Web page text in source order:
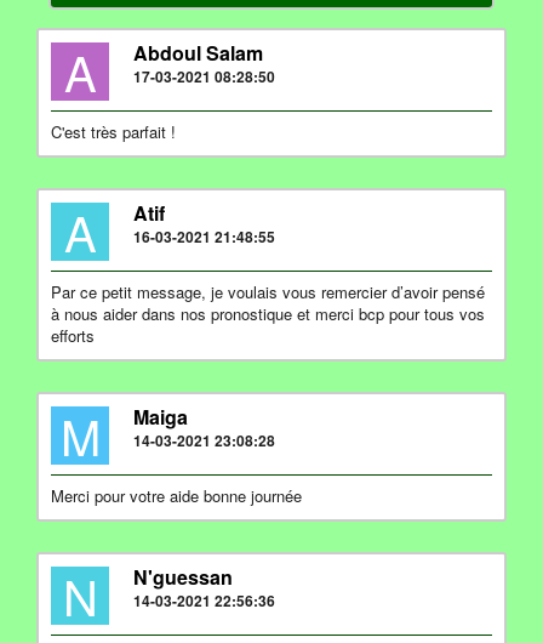
A Abdoul Salam
17-03-2021 08:28:50
C'est très parfait !
A Atif
16-03-2021 21:48:55
Par ce petit message, je voulais vous remercier d’avoir pensé
à nous aider dans nos pronostique et merci bcp pour tous vos
efforts
M Maiga
14-03-2021 23:08:28
Merci pour votre aide bonne journée
N N'guessan
14-03-2021 22:56:36